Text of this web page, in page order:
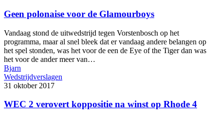
Geen polonaise voor de Glamourboys
Vandaag stond de uitwedstrijd tegen Vorstenbosch op het
programma, maar al snel bleek dat er vandaag andere belangen op
het spel stonden, was het voor de een de Eye of the Tiger dan was
het voor de ander meer van…
Bjarn
Wedstrijdverslagen
31 oktober 2017
WEC 2 verovert koppositie na winst op Rhode 4